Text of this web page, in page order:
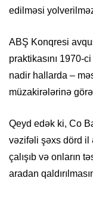
edilməsi
ABŞ Konqresi
praktikasını 1970-
nadir hallarda –
müzakirələrinə
Qeyd edək ki, Co
vəzifəli şəxs dörd il
çalışıb və onların
aradan